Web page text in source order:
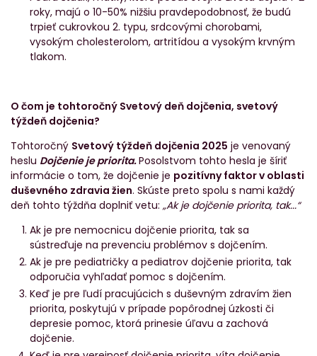
roky, majú o 10-50% nižšiu pravdepodobnosť, že budú
trpieť cukrovkou 2. typu, srdcovými chorobami,
vysokým cholesterolom, artritídou a vysokým krvným
tlakom.
O čom je tohtoročný Svetový deň dojčenia, svetový
týždeň dojčenia?
Tohtoročný Svetový týždeň dojčenia 2025 je venovaný
heslu Dojčenie je priorita.Posolstvom tohto hesla je šíriť
informácie o tom, že dojčenie je pozitívny faktor v oblasti
duševného zdravia žien. Skúste preto spolu s nami každý
deň tohto týždňa doplniť vetu: „Ak je dojčenie priorita, tak...“
Ak je pre nemocnicu dojčenie priorita, tak sa
sústreďuje na prevenciu problémov s dojčením.
Ak je pre pediatričky a pediatrov dojčenie priorita, tak
odporučia vyhľadať pomoc s dojčením.
Keď je pre ľudí pracujúcich s duševným zdravím žien
priorita, poskytujú v prípade popôrodnej úzkosti či
depresie pomoc, ktorá prinesie úľavu a zachová
dojčenie.